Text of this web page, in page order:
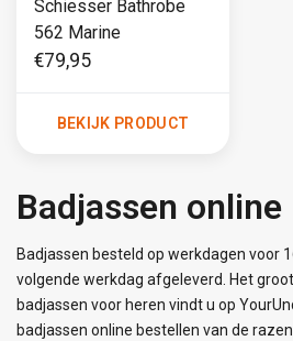
Schiesser Bathrobe
562 Marine
€79,95
BEKIJK PRODUCT
Badjassen online
Badjassen besteld op werkdagen voor
volgende werkdag afgeleverd. Het
badjassen voor heren vindt u op
badjassen online bestellen van de